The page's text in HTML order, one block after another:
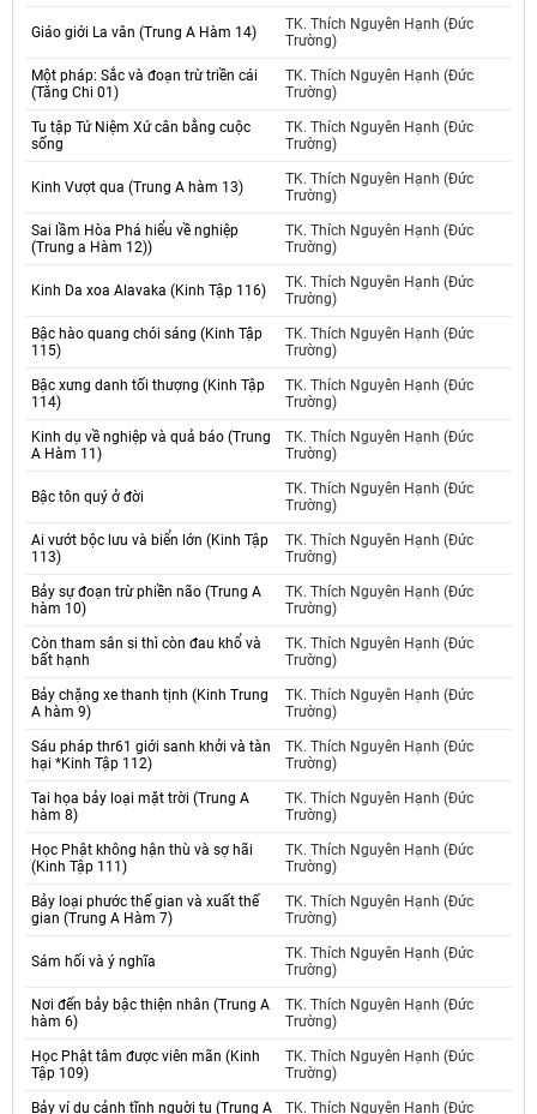
Giáo giới La vân (Trung A Hàm 14)
TK. Thích Nguyên Hạnh (Đức
Trường)
Một pháp: Sắc và đoạn trừ triền cái
(Tăng Chi 01)
TK. Thích Nguyên Hạnh (Đức
Trường)
Tu tập Tứ Niệm Xứ cân bằng cuộc
sống
TK. Thích Nguyên Hạnh (Đức
Trường)
Kinh Vượt qua (Trung A hàm 13)
TK. Thích Nguyên Hạnh (Đức
Trường)
Sai lầm Hòa Phá hiểu về nghiệp
(Trung a Hàm 12))
TK. Thích Nguyên Hạnh (Đức
Trường)
Kinh Da xoa Alavaka (Kinh Tập 116)
TK. Thích Nguyên Hạnh (Đức
Trường)
Bậc hào quang chói sáng (Kinh Tập
115)
TK. Thích Nguyên Hạnh (Đức
Trường)
Bậc xưng danh tối thượng (Kinh Tập
114)
TK. Thích Nguyên Hạnh (Đức
Trường)
Kinh dụ về nghiệp và quả báo (Trung
A Hàm 11)
TK. Thích Nguyên Hạnh (Đức
Trường)
Bậc tôn quý ở đời
TK. Thích Nguyên Hạnh (Đức
Trường)
Ai vướt bộc lưu và biển lớn (Kinh Tập
113)
TK. Thích Nguyên Hạnh (Đức
Trường)
Bảy sự đoạn trừ phiền não (Trung A
hàm 10)
TK. Thích Nguyên Hạnh (Đức
Trường)
Còn tham sân si thì còn đau khổ và
bất hạnh
TK. Thích Nguyên Hạnh (Đức
Trường)
Bảy chặng xe thanh tịnh (Kinh Trung
A hàm 9)
TK. Thích Nguyên Hạnh (Đức
Trường)
Sáu pháp thr61 giới sanh khởi và tàn
hại *Kinh Tập 112)
TK. Thích Nguyên Hạnh (Đức
Trường)
Tai họa bảy loại mặt trời (Trung A
hàm 8)
TK. Thích Nguyên Hạnh (Đức
Trường)
Học Phật không hận thù và sợ hãi
(Kinh Tập 111)
TK. Thích Nguyên Hạnh (Đức
Trường)
Bảy loại phước thế gian và xuất thế
gian (Trung A Hàm 7)
TK. Thích Nguyên Hạnh (Đức
Trường)
Sám hối và ý nghĩa
TK. Thích Nguyên Hạnh (Đức
Trường)
Nơi đến bảy bậc thiện nhân (Trung A
hàm 6)
TK. Thích Nguyên Hạnh (Đức
Trường)
Học Phật tâm được viên mãn (Kinh
Tập 109)
TK. Thích Nguyên Hạnh (Đức
Trường)
Bảy ví dụ cảnh tĩnh nguời tu (Trung A
TK. Thích Nguyên Hạnh (Đức